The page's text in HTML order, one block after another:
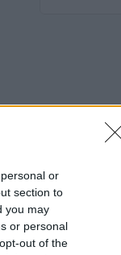
or
section to
you may
or personal
out of the